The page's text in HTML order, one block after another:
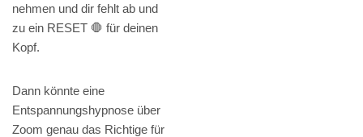
nehmen und dir fehlt ab und
zu ein RESET 🛑 für deinen
Kopf.
Dann könnte eine
Entspannungshypnose über
Zoom genau das Richtige für